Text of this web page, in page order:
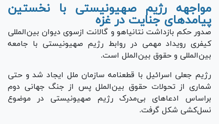
مواجهه رژیم صهیونیستی با نخستین
پیامد‌های جنایت در غزه
صدور حکم بازداشت نتانیاهو و گالانت ازسوی دیوان بین‌المللی
کیفری رویداد مهمی در روابط رژیم صهیونیستی با جامعه
بین‌المللی و حقوق بین‌الملل است.
رژیم جعلی اسرائیل با قطعنامه سازمان ملل ایجاد شد و حتی
شماری از تحولات حقوق بین‌الملل پس از جنگ جهانی دوم
براساس ادعا‌های بی‌مدرک رژیم صهیونیستی در موضوع
نسل‌کشی شکل گرفت.